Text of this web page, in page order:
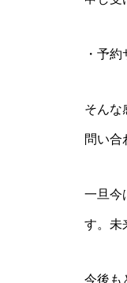
・予
そんな
問い合
一旦今
す。未
今後も